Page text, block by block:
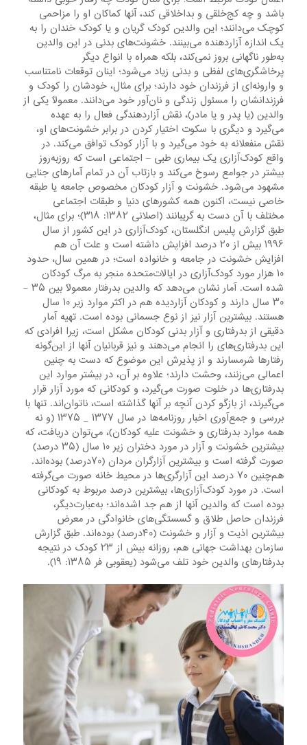
باشد و چه کج‌خلقی و بداخلاقی کند، آنها کماکان او را مزاحمی
کوچک می‌دانند؛ این والدین کودک گریان و یا کودک خندان را به
یک اندازه آزاردهنده می‌بینند. خشونت‌های بدنی در این والدین
به‌طور ناگهانی بروز نمی‌کند، بلکه همراه با انواع دیگر
پرخاشگری‌های لفظی و بدنی زیاد می‌شود؛ اینان توقعات نامتناسب
و وارونه‌ای از فرزندان خود دارند؛ برای مثال، خودشان را کودک و
فرزندانشان را مسئول زندگی و نان‌آور خود می‌دانند. معمولاً یکی از
والدین (یا پدر و یا مادر)، نقش آزاردهندگی فعال را به عهده
می‌گیرد و دیگری با سکوت اختیار کردن در برابر خشونت‌های او،
نقش منفعلانه به خود می‌گیرد و با آزار کودک توافق می‌کند. در
واقع کودک‌آزاری یک بیماری طبی – اجتماعی است که روزبه‌روز
بیشتر در جوامع رسوخ می‌کند و بازتاب آن در تمام آمارهای جنایی
مشهود می‌شود. خشونت و آزار کودکان مخصوص جامعه یا طبقه
خاصی نیست، اکنون همه کشورهای دنیا و طبقات اجتماعی
مختلف با آن دست به گریبانند (اصلانی ۱۳۸۲: ۳۱۸)؛ برای مثال،
طبق گزارش پلیس انگلستان، کودک‌آزاری در این کشور از سال
۱۹۹۶ بیش از ۲۰ درصد افزایش داشته است و علت آن هم
افزایش خشونت در جامعه و خانواده است؛ در همین سال، حدود
۱۰ هزار مورد کودک‌آزاری در ایالات‌متحده منجر به مرگ کودکان
شده است. آمار نشان می‌دهد که والدین بدرفتار معمولاً بین ۳۵ –
۳۰ سال دارند و کودکان آزاردیده هم در اکثر موارد زیر ۱۰ سال
هستند. بیشترین آزار نیز از نوع جسمانی بوده است. تهیه آمار
دقیقی از بدرفتاری و آزار بدنی کودکان مشکل است، زیرا افرادی که
این بدرفتاری‌های را انجام می‌دهند و نیز قربانیان آنها از این‌گونه
رفتارها شرمسارند و از پذیرش این موضوع که دست به چنین
اعمالی می‌زنند، وحشت دارند؛ علاوه بر آن، در بیشتر موارد این
بدرفتاری‌ها در خلوت صورت می‌گیرد، و کودکانی که مورد آزار قرار
می‌گیرند، از بازگو کردن آنچه بر آنها گذاشته است، ناتوان‌اند. تنها با
بررسی و جمع‌آوری اخبار روزنامه‌ها در سال ۱۳۷۷ _ ۱۳۷۵ (و نه
همه موارد بدرفتاری و خشونت علیه کودکان)، می‌توان دریافت، که
بیشترین خشونت و آزار در مورد دختران زیر ۱۰ سال (۳۵ درصد)
صورت گرفته است و بیشترین آزارگران مردان (۷۰درصد) بوده‌اند.
هم‌چنین ۷۰ درصد این آزارگری‌ها در محیط خانه صورت می‌گرفته
است. در مورد کودک‌آزاری‌ها، بیشترین درصد مربوط به کودکانی
بوده است که والدین آنها از هم جد اشده‌اند؛ به‌عبارت‌دیگر،
فرزندان حاصل طلاق و گسستگی‌های خانوادگی در معرض
بیشترین اذیت و آزار و خشونت (۴۰درصد) بوده‌اند. طبق گزارش
سازمان بهداشت جهانی هم، روزانه بیش از ۲۳ کودک در نتیجه
بدرفتارهای والدین خود تلف می‌شود (یعقوبی فر ۱۳۸۵: ۱۹).